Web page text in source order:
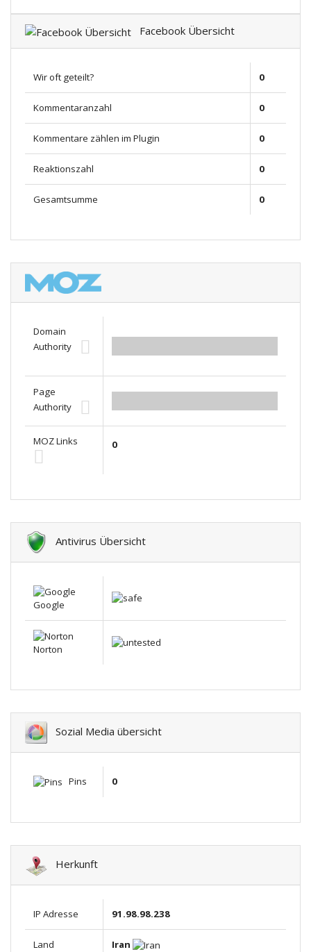
Facebook Übersicht
Wir oft geteilt? 0
Kommentaranzahl 0
Kommentare zählen im Plugin 0
Reaktionszahl 0
Gesamtsumme 0
Domain
Authority
Page
Authority
MOZ Links 0
Antivirus Übersicht
Google
Norton
Sozial Media übersicht
Pins 0
Herkunft
IP Adresse 91.98.98.238
Land Iran